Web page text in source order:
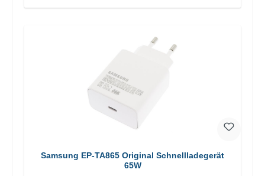
Samsung EP-TA865 Original Schnellladegerät
65W